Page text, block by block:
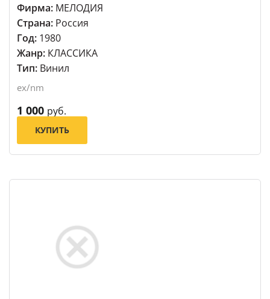
Фирма: МЕЛОДИЯ
Страна: Россия
Год: 1980
Жанр: КЛАССИКА
Тип: Винил
ex/nm
1 000 руб.
КУПИТЬ